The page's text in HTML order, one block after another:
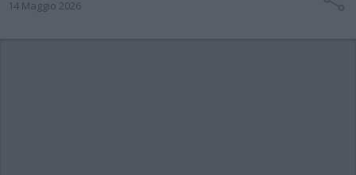
14 Maggio 2026